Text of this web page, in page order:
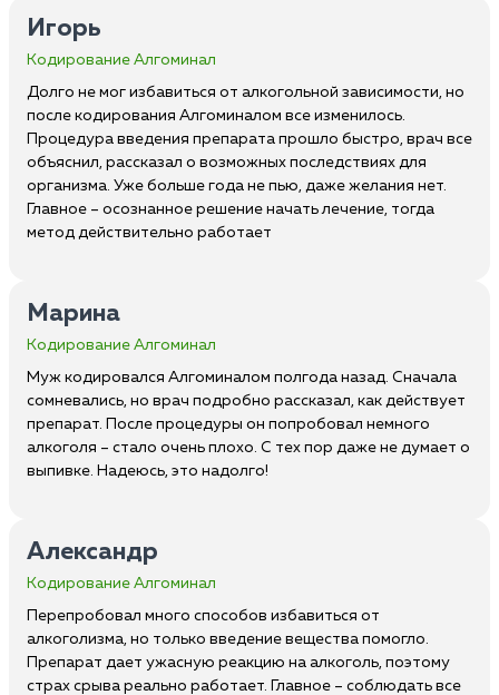
Игорь
Кодирование Алгоминал
Долго не мог избавиться от алкогольной зависимости, но
после кодирования Алгоминалом все изменилось.
Процедура введения препарата прошло быстро, врач все
объяснил, рассказал о возможных последствиях для
организма. Уже больше года не пью, даже желания нет.
Главное – осознанное решение начать лечение, тогда
метод действительно работает
Марина
Кодирование Алгоминал
Муж кодировался Алгоминалом полгода назад. Сначала
сомневались, но врач подробно рассказал, как действует
препарат. После процедуры он попробовал немного
алкоголя – стало очень плохо. С тех пор даже не думает о
выпивке. Надеюсь, это надолго!
Александр
Кодирование Алгоминал
Перепробовал много способов избавиться от
алкоголизма, но только введение вещества помогло.
Препарат дает ужасную реакцию на алкоголь, поэтому
страх срыва реально работает. Главное – соблюдать все